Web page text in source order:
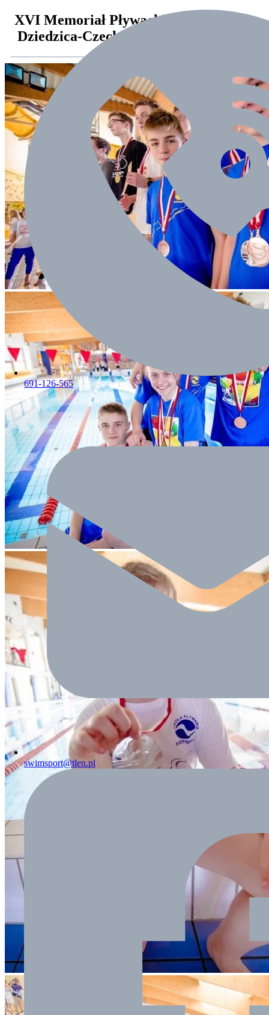
691-126-565
swimsport@tlen.pl
XVI Memoriał Pływacki im Stanisława
Dziedzica-Czechowice-Dziedzice 2017